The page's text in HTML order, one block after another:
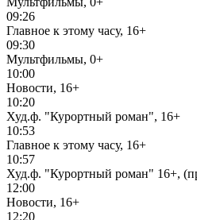
09:26
Главное к этому часу, 16+
09:30
Мультфильмы, 0+
10:00
Новости, 16+
10:20
Худ.ф. "Курортный роман", 16+
10:53
Главное к этому часу, 16+
10:57
Худ.ф. "Курортный роман" 16+,
12:00
Новости, 16+
12:20